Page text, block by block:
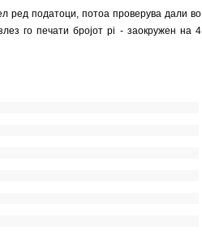
ред податоци, потоа проверува дали во
го печати бројот pi - заокружен на 4